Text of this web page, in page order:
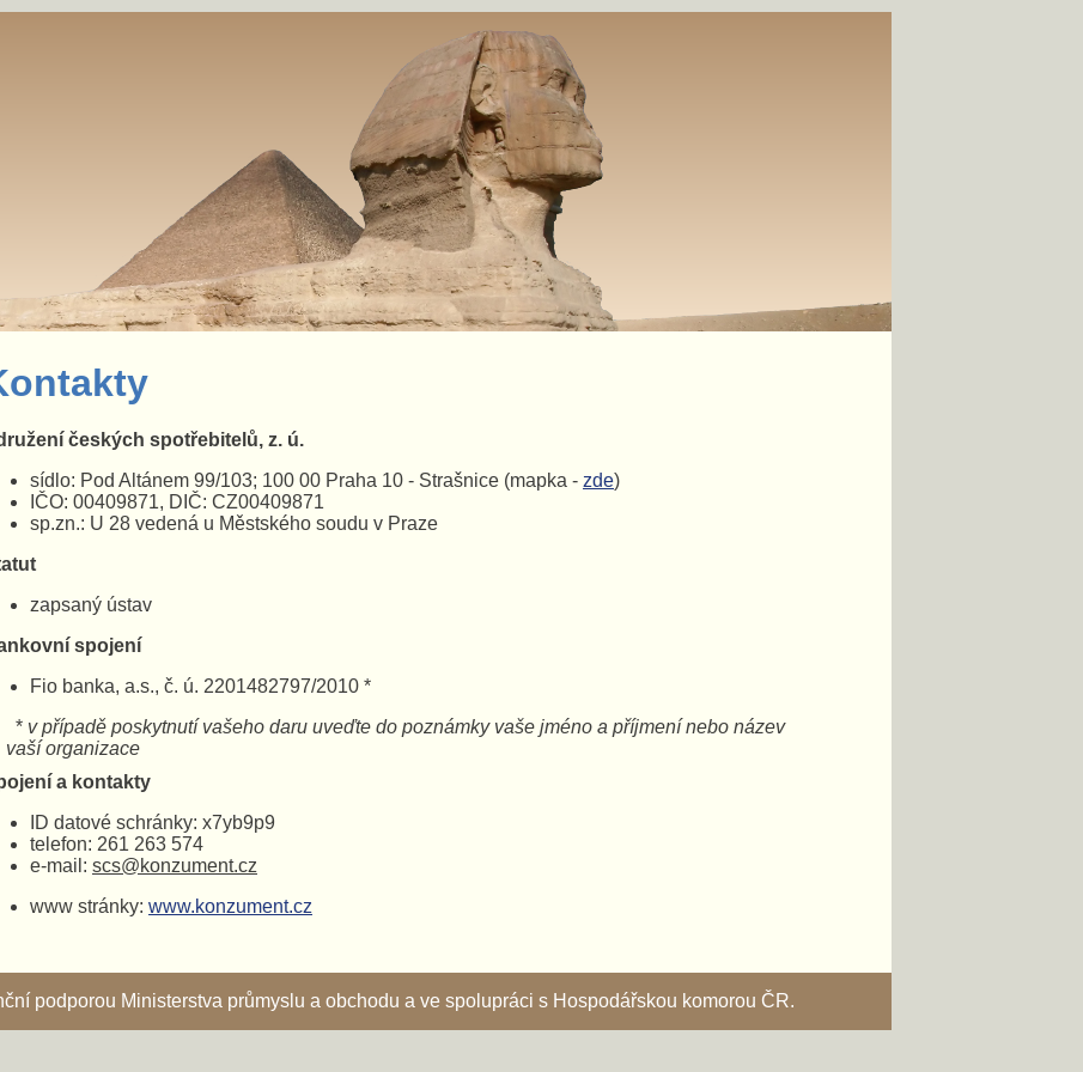
českých spotřebitelů, z. ú.
sídlo: Pod Altánem 99/103; 100 00 Praha 10 - Strašnice (mapka - zde)
IČO: 00409871, DIČ: CZ00409871
sp.zn.: U 28 vedená u Městského soudu v Praze
zapsaný ústav
spojení
Fio banka, a.s., č. ú. 2201482797/2010 *
v případě poskytnutí vašeho daru uveďte do poznámky vaše jméno a příjmení nebo název
organizace
a kontakty
ID datové schránky: x7yb9p9
telefon: 261 263 574
e-mail: scs@konzument.cz
www stránky: www.konzument.cz
podporou Ministerstva průmyslu a obchodu a ve spolupráci s Hospodářskou komorou ČR.